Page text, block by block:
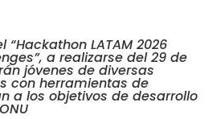
LATAM 2026
a realizarse del 29 de
jóvenes de diversas
con herramientas de
a los objetivos de desarrollo